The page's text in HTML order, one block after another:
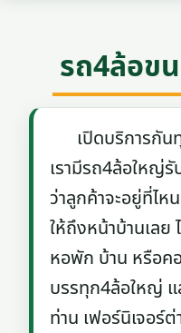
รถ4ล้อข
เปิดบริการกัน
เรามีรถ4ล้อใหญ่
ว่าลูกค้าจะอยู่ที่ไห
ให้ถึงหน้าบ้านเลย
หอพัก บ้าน หรือค
บรรทุก4ล้อใหญ่ แ
ท่าน เฟอร์นิเจอร์